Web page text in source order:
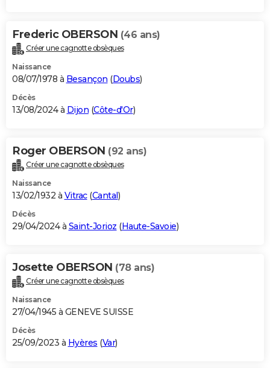
Frederic OBERSON (46 ans)
Créer une cagnotte obsèques
Naissance
08/07/1978 à Besançon (Doubs)
Décès
13/08/2024 à Dijon (Côte-d'Or)
Roger OBERSON (92 ans)
Créer une cagnotte obsèques
Naissance
13/02/1932 à Vitrac(Cantal)
Décès
29/04/2024 à Saint-Jorioz (Haute-Savoie)
Josette OBERSON (78 ans)
Créer une cagnotte obsèques
Naissance
27/04/1945 à GENEVE SUISSE
Décès
25/09/2023 à Hyères (Var)